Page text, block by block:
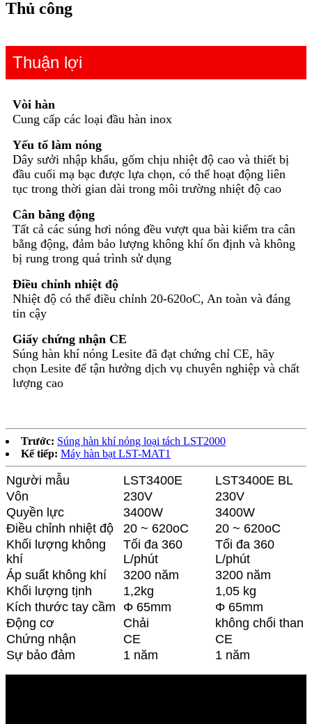
Thủ công
Thuận lợi
Vòi hàn
Cung cấp các loại đầu hàn inox
Yếu tố làm nóng
Dây sưởi nhập khẩu, gốm chịu nhiệt độ cao và thiết bị
đầu cuối mạ bạc được lựa chọn, có thể hoạt động liên
tục trong thời gian dài trong môi trường nhiệt độ cao
Cân bằng động
Tất cả các súng hơi nóng đều vượt qua bài kiểm tra cân
bằng động, đảm bảo lượng không khí ổn định và không
bị rung trong quá trình sử dụng
Điều chỉnh nhiệt độ
Nhiệt độ có thể điều chỉnh 20-620oC, An toàn và đáng
tin cậy
Giấy chứng nhận CE
Súng hàn khí nóng Lesite đã đạt chứng chỉ CE, hãy
chọn Lesite để tận hưởng dịch vụ chuyên nghiệp và chất
lượng cao
Trước: Súng hàn khí nóng loại tách LST2000
Kế tiếp: Máy hàn bạt LST-MAT1
Người mẫu LST3400E
LST3400E BL
Vôn
230V
230V
Quyền lực
3400W
3400W
Điều chỉnh nhiệt độ
20 ~ 620oC
20 ~ 620oC
Khối lượng không
khí
Tối đa 360
L/phút
Tối đa 360
L/phút
Áp suất không khí
3200 năm
3200 năm
Khối lượng tịnh
1,2kg
1,05 kg
Kích thước tay cầm
Φ 65mm
Φ 65mm
Động cơ
Chải
không chổi than
Chứng nhận
CE
CE
Sự bảo đảm
1 năm 1 năm